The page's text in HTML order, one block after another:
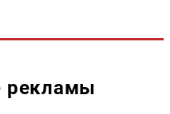
рекламы